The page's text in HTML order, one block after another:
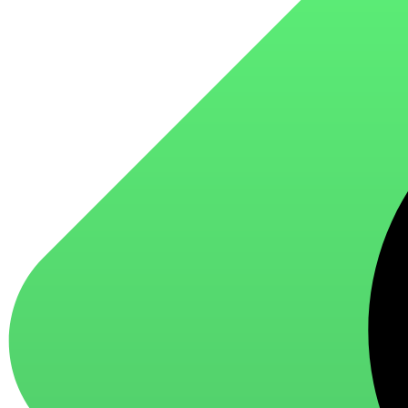
для ароматизации и нейтрализации запахов
для стирки и ухода за тканями
для ковров и текстильных изделий
специализированные чистящие средства
универсальные чистящие средства
дезинфицирующие средства
Автохимия и автокосметика
автоэмали
аэрозольные смазки